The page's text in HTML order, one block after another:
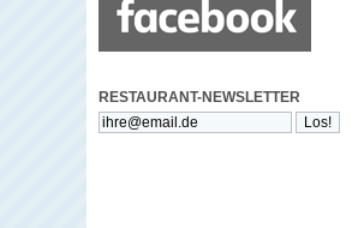
RESTAURANT-NEWSLETTER